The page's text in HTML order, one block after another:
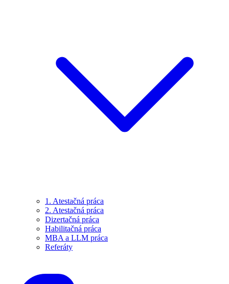
1. Atestačná práca
2. Atestačná práca
Dizertačná práca
Habilitačná práca
MBA a LLM práca
Referáty